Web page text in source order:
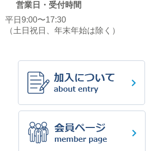
営業日・受付時間
平日9:00〜17:30
（土日祝日、年末年始は除く）